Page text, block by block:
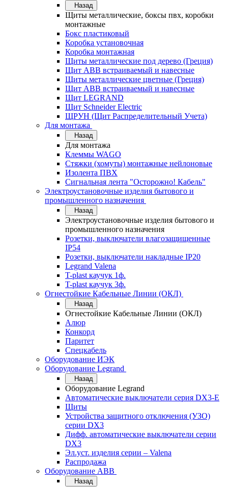
Назад
Щиты металлические, боксы пвх, коробки
монтажные
Бокс пластиковый
Коробка установочная
Коробка монтажная
Щиты металлические под дерево (Греция)
Щит ABB встраиваемый и навесные
Щиты металлические цветные (Греция)
Щит ABB встраиваемый и навесные
Щит LEGRAND
Щит Schneider Electric
ЩРУН (Щит Распределительный Учета)
Для монтажа
Назад
Для монтажа
Клеммы WAGO
Стяжки (хомуты) монтажные нейлоновые
Изолента ПВХ
Сигнальная лента "Осторожно! Кабель"
Электроустановочные изделия бытового и
промышленного назначения
Назад
Электроустановочные изделия бытового и
промышленного назначения
Розетки, выключатели влагозащищенные
IP54
Розетки, выключатели накладные IP20
Legrand Valena
T-plast каучук 1ф.
T-plast каучук 3ф.
Огнестойкие Кабельные Линии (ОКЛ)
Назад
Огнестойкие Кабельные Линии (ОКЛ)
Алюр
Конкорд
Паритет
Спецкабель
Оборудование ИЭК
Оборудование Legrand
Назад
Оборудование Legrand
Автоматические выключатели серия DX3-E
Щиты
Устройства защитного отключения (УЗО)
серии DX3
Дифф. автоматические выключатели серии
DX3
Эл.уст. изделия серии – Valena
Распродажа
Оборудование АВВ
Назад